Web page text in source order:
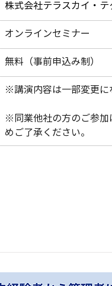
株式会社テラスカイ・テ
オンラインセミナー
無料（事前申込み制）
※講演内容は一部変更に
※同業他社の方のご参加
めご了承ください。